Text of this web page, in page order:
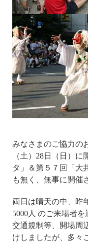
みなさまのご協力の
（土）28日（日）
タ」＆第５７回「大
も無く、無事に開催
両日は晴天の中、昨
5000人 のご来場者を
交通規制等、開場周
けしましたが、多々